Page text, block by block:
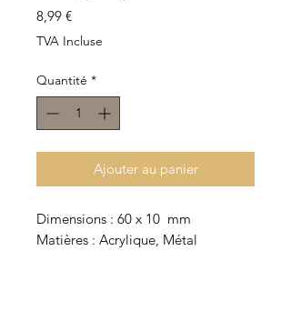
8,99 €Prix
TVA Incluse
Quantité *
Ajouter au panier
Dimensions : 60 x 10 mm
Matières : Acrylique, Métal